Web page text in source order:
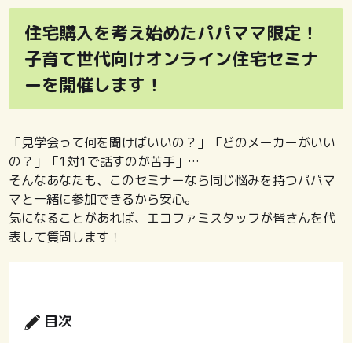
住宅購入を考え始めたパパママ限定！
子育て世代向けオンライン住宅セミナ
ーを開催します！
「見学会って何を聞けばいいの？」「どのメーカーがいい
の？」「1対1で話すのが苦手」…
そんなあなたも、このセミナーなら同じ悩みを持つパパマ
マと一緒に参加できるから安心。
気になることがあれば、エコファミスタッフが皆さんを代
表して質問します！
目次